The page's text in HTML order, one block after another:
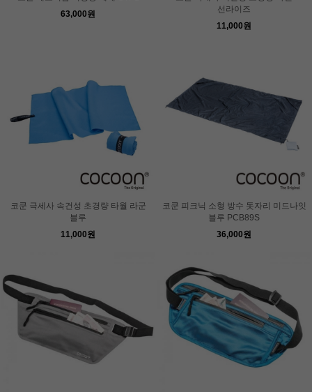
63,000원
선라이즈
11,000원
코쿤 극세사 속건성 초경량 타월 라군
블루
11,000원
코쿤 피크닉 소형 방수 돗자리 미드나잇
블루 PCB89S
36,000원